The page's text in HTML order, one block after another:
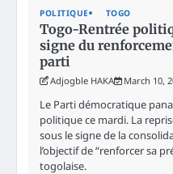
POLITIQUE TOGO
Togo-Rentrée
signe du
parti
Adjogble HAKA March 10,
Le Parti démocratique
politique ce mardi. La
sous le signe de la
l’objectif de “renforcer sa
togolaise.